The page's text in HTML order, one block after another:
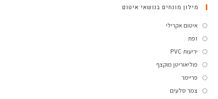
מילון מונחים בנושאי איטום
איטום אקרילי
זפת
יריעות PVC
פוליאוריטן מוקצף
פריימר
צמר סלעים